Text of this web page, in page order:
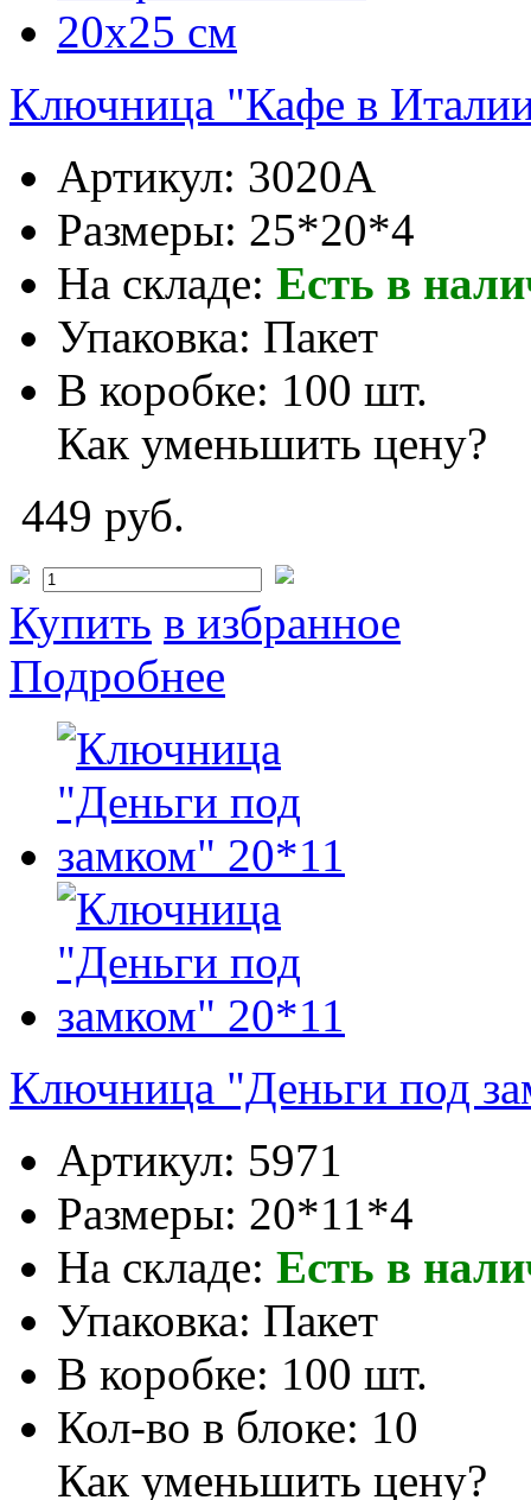
Ключница "Кафе в
Артикул: 3020A
Размеры: 25*20*4
На складе: Есть в
Упаковка: Пакет
В коробке: 100 шт.
Как уменьшить цену?
449 руб.
Купить в избранное
Подробнее
Ключница "Деньги под
Артикул: 5971
Размеры: 20*11*4
На складе: Есть в
Упаковка: Пакет
В коробке: 100 шт.
Кол-во в блоке: 10
Как уменьшить цену?